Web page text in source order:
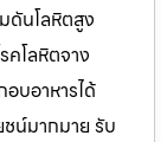
ดันโลหิตสูง
คโลหิตจาง
บอาหารได้
น์มากมาย รับ